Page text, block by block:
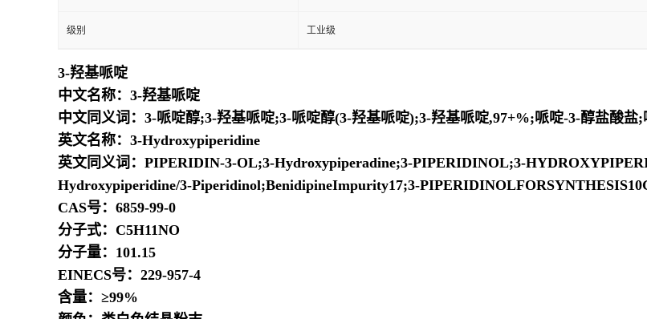
级别 工业级
3-羟基哌啶
中文名称：3-羟基哌啶
中文同义词：3-哌啶醇;3-羟基哌啶;3-哌啶醇(3-羟基哌啶);3-羟基哌啶,97+%;哌啶-3-醇盐酸
英文名称：3-Hydroxypiperidine
英文同义词：PIPERIDIN-3-OL;3-Hydroxypiperadine;3-PIPERIDINOL;3-
Hydroxypiperidine/3-Piperidinol;BenidipineImpurity17;3-
CAS号：6859-99-0
分子式：C5H11NO
分子量：101.15
EINECS号：229-957-4
含量：≥99%